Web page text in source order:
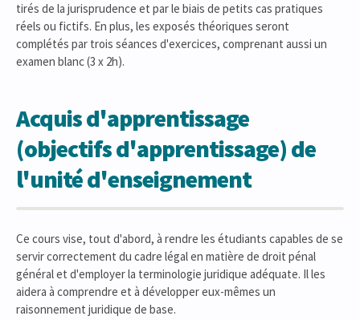
tirés de la jurisprudence et par le biais de petits cas pratiques
réels ou fictifs. En plus, les exposés théoriques seront
complétés par trois séances d'exercices, comprenant aussi un
examen blanc (3 x 2h).
Acquis d'apprentissage
(objectifs d'apprentissage) de
l'unité d'enseignement
Ce cours vise, tout d'abord, à rendre les étudiants capables de se
servir correctement du cadre légal en matière de droit pénal
général et d'employer la terminologie juridique adéquate. Il les
aidera à comprendre et à développer eux-mêmes un
raisonnement juridique de base.